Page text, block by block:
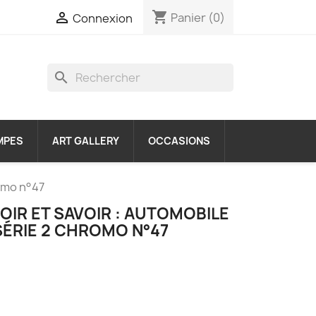
 Connexion shopping_cart Panier (0)
search
ART GALLERY OCCASIONS
n°47
ET SAVOIR : AUTOMOBILE
2 CHROMO N°47